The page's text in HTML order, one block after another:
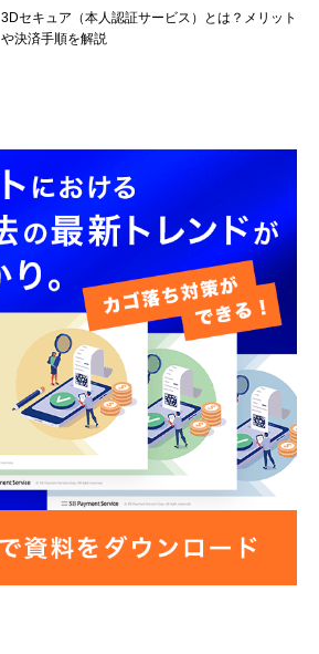
3Dセキュア（本人認証サービス）とは？メリット
や決済手順を解説